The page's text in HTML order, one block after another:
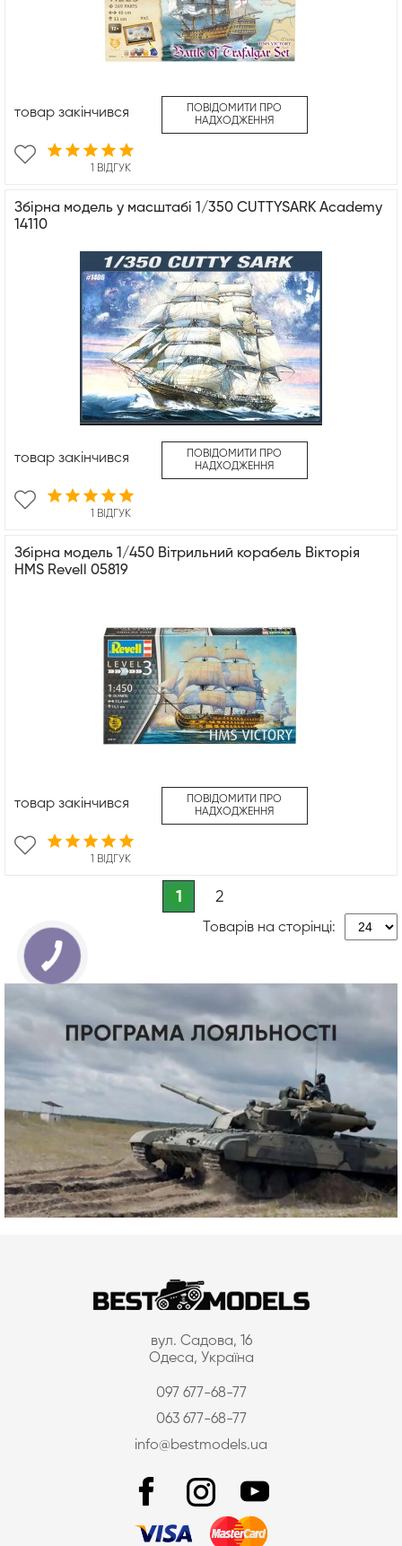
1 ВІДГУК
товар закінчився
ПОВІДОМИТИ ПРО
НАДХОДЖЕННЯ
Збірна модель у масштабі 1/350 CUTTYSARK Academy
14110
1 ВІДГУК
товар закінчився
ПОВІДОМИТИ ПРО
НАДХОДЖЕННЯ
Збірна модель 1/450 Вітрильний корабель Вікторія
HMS Revell 05819
1 ВІДГУК
товар закінчився
ПОВІДОМИТИ ПРО
НАДХОДЖЕННЯ
1 2
Товарів на сторінці:
вул. Садова, 16
Одеса, Україна
097 677-68-77
063 677-68-77
info@bestmodels.ua